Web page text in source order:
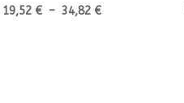
19,52 € – 34,82 €Plage